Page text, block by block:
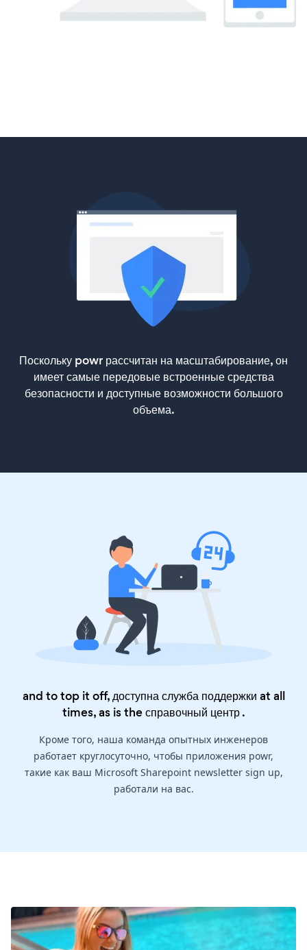
Поскольку powr рассчитан на масштабирование, он
имеет самые передовые встроенные средства
безопасности и доступные возможности большого
объема.
and to top it off, доступна служба поддержки at all
times, as is theсправочный центр.
Кроме того, наша команда опытных инженеров
работает круглосуточно, чтобы приложения powr,
такие как ваш Microsoft Sharepoint newsletter sign up,
работали на вас.